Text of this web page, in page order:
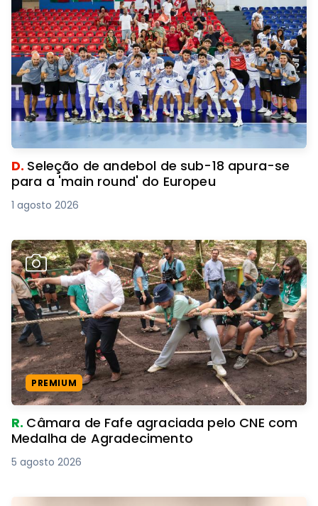
D. Seleção de andebol de sub-18 apura-se
para a 'main round' do Europeu
1 agosto 2026
PREMIUM
R. Câmara de Fafe agraciada pelo CNE com
Medalha de Agradecimento
5 agosto 2026